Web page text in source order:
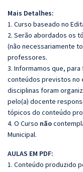
Mais Detalhes:
1. Curso baseado no
2. Serão abordados os
(não necessariamente
professores.
3. Informamos que,
conteúdos previstos no
disciplinas foram
pelo(a) docente
tópicos do conteúdo
4. O Curso não
Municipal.
AULAS EM PDF:
1. Conteúdo produzido